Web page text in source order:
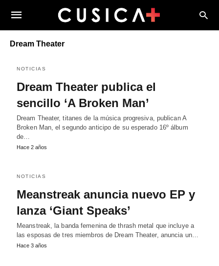
Dream Theater
NOTICIAS
Dream Theater publica el
sencillo ‘A Broken Man’
Dream Theater, titanes de la música progresiva, publican A
Broken Man, el segundo anticipo de su esperado 16º álbum
de…
Hace 2 años
NOTICIAS
Meanstreak anuncia nuevo EP y
lanza ‘Giant Speaks’
Meanstreak, la banda femenina de thrash metal que incluye a
las esposas de tres miembros de Dream Theater, anuncia un…
Hace 3 años